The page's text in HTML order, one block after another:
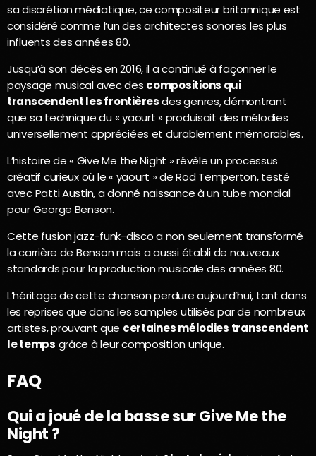
sa discrétion médiatique, ce compositeur britannique est
considéré comme l’un des architectes sonores les plus
influents des années 80.
Jusqu’à son décès en 2016, il a continué à façonner le
paysage musical avec des compositions qui
transcendent les frontièresdes genres, démontrant
que sa technique du « yaourt » produisait des mélodies
universellement appréciées et durablement mémorables.
L’histoire de « Give Me the Night » révèle un processus
créatif curieux où le « yaourt » de Rod Temperton, testé
avec Patti Austin, a donné naissance à un tube mondial
pour George Benson.
Cette fusion jazz-funk-disco a non seulement transformé
la carrière de Benson mais a aussi établi de nouveaux
standards pour la production musicale des années 80.
L’héritage de cette chanson perdure aujourd’hui, tant dans
les reprises que dans les samples utilisés par de nombreux
artistes, prouvant que certaines mélodies transcendent
le temps grâce à leur composition unique.
FAQ
Qui a joué de la basse sur Give Me the
Night ?